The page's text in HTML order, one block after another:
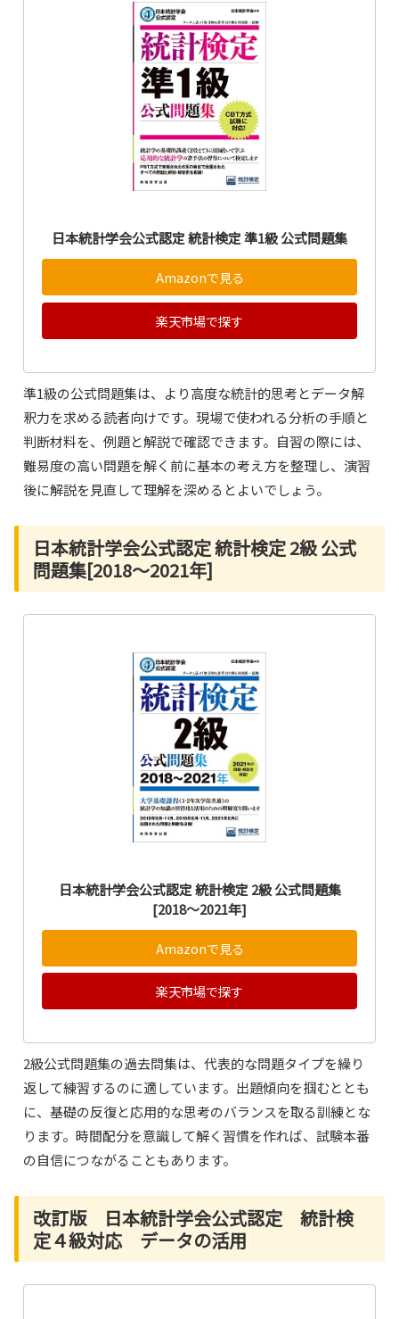
日本統計学会公式認定 統計検定 準1級 公式問題集
Amazonで見る
楽天市場で探す
準1級の公式問題集は、より高度な統計的思考とデータ解
釈力を求める読者向けです。現場で使われる分析の手順と
判断材料を、例題と解説で確認できます。自習の際には、
難易度の高い問題を解く前に基本の考え方を整理し、演習
後に解説を見直して理解を深めるとよいでしょう。
日本統計学会公式認定 統計検定 2級 公式
問題集[2018〜2021年]
日本統計学会公式認定 統計検定 2級 公式問題集
[2018〜2021年]
Amazonで見る
楽天市場で探す
2級公式問題集の過去問集は、代表的な問題タイプを繰り
返して練習するのに適しています。出題傾向を掴むととも
に、基礎の反復と応用的な思考のバランスを取る訓練とな
ります。時間配分を意識して解く習慣を作れば、試験本番
の自信につながることもあります。
改訂版 日本統計学会公式認定 統計検
定４級対応 データの活用